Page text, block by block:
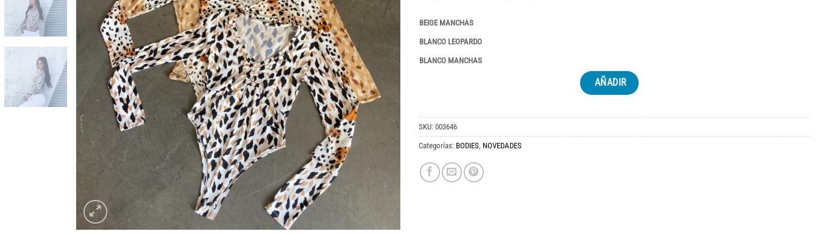
BEIGE MANCHAS
BLANCO LEOPARDO
BLANCO MANCHAS
AÑADIR
SKU: 003646
Categorías: BODIES NOVEDADES